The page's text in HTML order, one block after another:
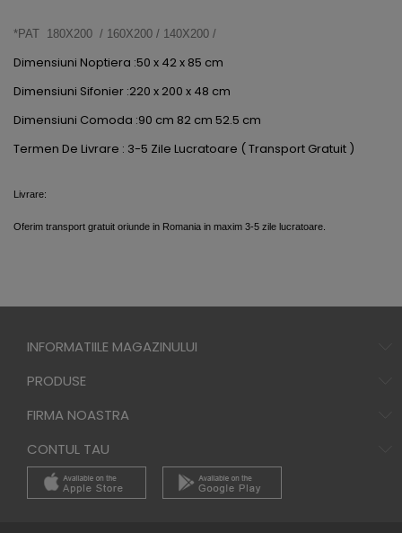
*PAT 180X200 / 160X200 / 140X200 /
Dimensiuni Noptiera :50 x 42 x 85 cm
Dimensiuni Sifonier :220 x 200 x 48 cm
Dimensiuni Comoda :90 cm 82 cm 52.5 cm
Termen De Livrare : 3-5 Zile Lucratoare ( Transport Gratuit )
Livrare:
Oferim transport gratuit oriunde in Romania in maxim 3-5 zile lucratoare.
INFORMATIILE MAGAZINULUI
PRODUSE
FIRMA NOASTRA
CONTUL TAU